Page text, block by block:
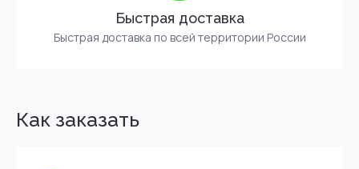
Быстрая доставка
Быстрая доставка по всей территории России
Как заказать